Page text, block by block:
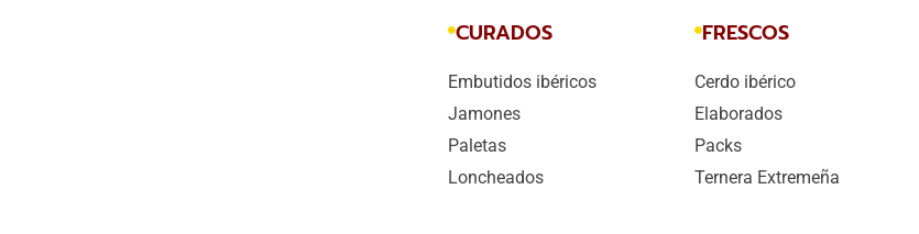
CURADOS
Embutidos ibéricos
Jamones
Paletas
Loncheados
FRESCOS
Cerdo ibérico
Elaborados
Packs
Ternera Extremeña